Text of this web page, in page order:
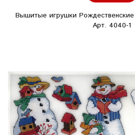
Вышитые игрушки
Арт. 4040-1